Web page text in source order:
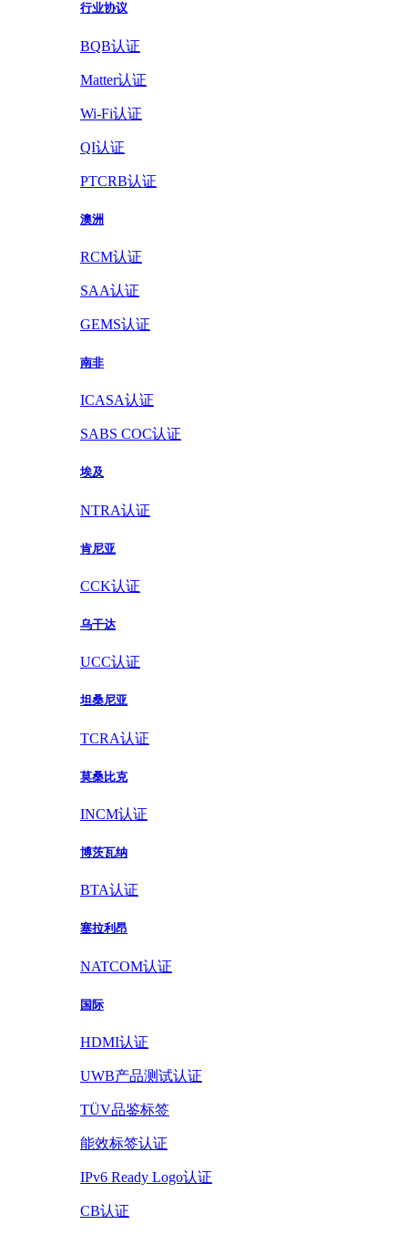
行业协议
BQB认证
Matter认证
Wi-Fi认证
QI认证
PTCRB认证
澳洲
RCM认证
SAA认证
GEMS认证
南非
ICASA认证
SABS COC认证
埃及
NTRA认证
肯尼亚
CCK认证
乌干达
UCC认证
坦桑尼亚
TCRA认证
莫桑比克
INCM认证
博茨瓦纳
BTA认证
塞拉利昂
NATCOM认证
国际
HDMI认证
UWB产品测试认证
TÜV品鉴标签
能效标签认证
IPv6 Ready Logo认证
CB认证